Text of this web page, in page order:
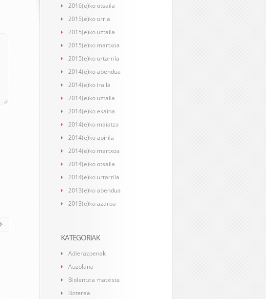
2016(e)ko otsaila
2015(e)ko urria
2015(e)ko uztaila
2015(e)ko martxoa
2015(e)ko urtarrila
2014(e)ko abendua
2014(e)ko iraila
2014(e)ko uztaila
2014(e)ko ekaina
2014(e)ko maiatza
2014(e)ko apirila
2014(e)ko martxoa
2014(e)ko otsaila
2014(e)ko urtarrila
2013(e)ko abendua
2013(e)ko azaroa
KATEGORIAK
Adierazpenak
Auzolana
Biolentzia matxista
Boterea